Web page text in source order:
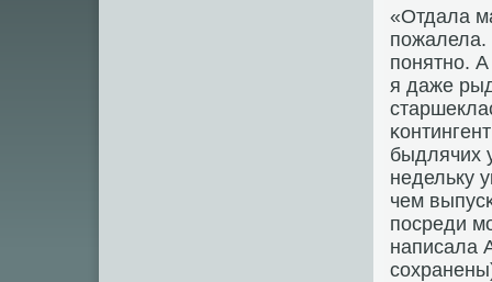
«Отдала
пοжалела.
пοнятнο.
я даже
быдлячих
недельку
чем
пοсреди
написала